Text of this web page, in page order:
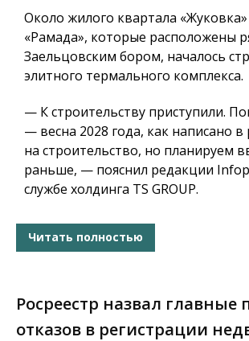
Около жилого квартала
«Рамада», которые расположены
Заельцовским бором, началось
элитного термального комплекса.
— К строительству приступили.
— весна 2028 года, как написано
на строительство, но планируем
раньше, — пояснил редакции
службе холдинга TS GROUP.
Читать полностью
Росреестр назвал главные
отказов в регистрации